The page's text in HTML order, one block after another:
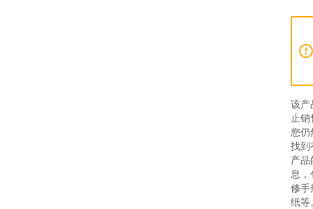
该产
止
您仍
找到
产品
息，
修手
纸等